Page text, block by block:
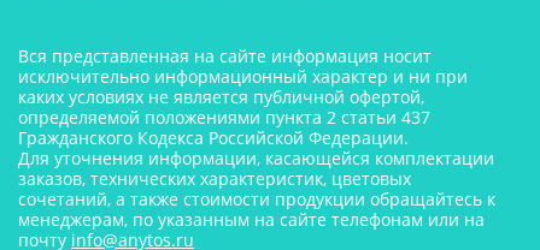
Вся представленная на сайте информация носит
исключительно информационный характер и ни при
каких условиях не является публичной офертой,
определяемой положениями пункта 2 статьи 437
Гражданского Кодекса Российской Федерации.
Для уточнения информации, касающейся комплектации
заказов, технических характеристик, цветовых
сочетаний, а также стоимости продукции обращайтесь к
менеджерам, по указанным на сайте телефонам или на
почту info@anytos.ru